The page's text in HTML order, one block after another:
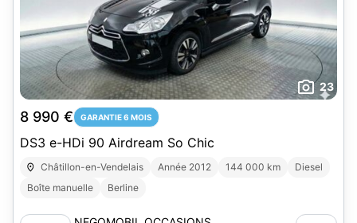
23
8 990 € GARANTIE 6 MOIS
DS3 e-HDi 90 Airdream So Chic
Châtillon-en-Vendelais Année 2012 144 000 km
Diesel
Boîte manuelle
Berline